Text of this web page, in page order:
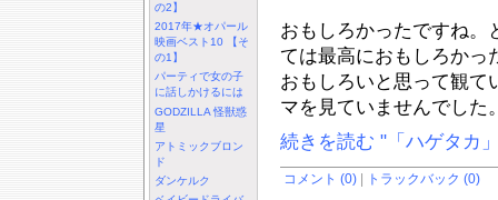
の2】
2017年★オパール
映画ベスト10 【そ
の1】
パーティで女の子
に話しかけるには
GODZILLA 怪獣惑
星
アトミックブロン
ド
ダンケルク
おもしろかったですね。
ては最高におもしろかっ
おもしろいと思って観て
マを見ていませんでした
続きを読む "「ハゲタカ
コメント (0) トラックバック (0)